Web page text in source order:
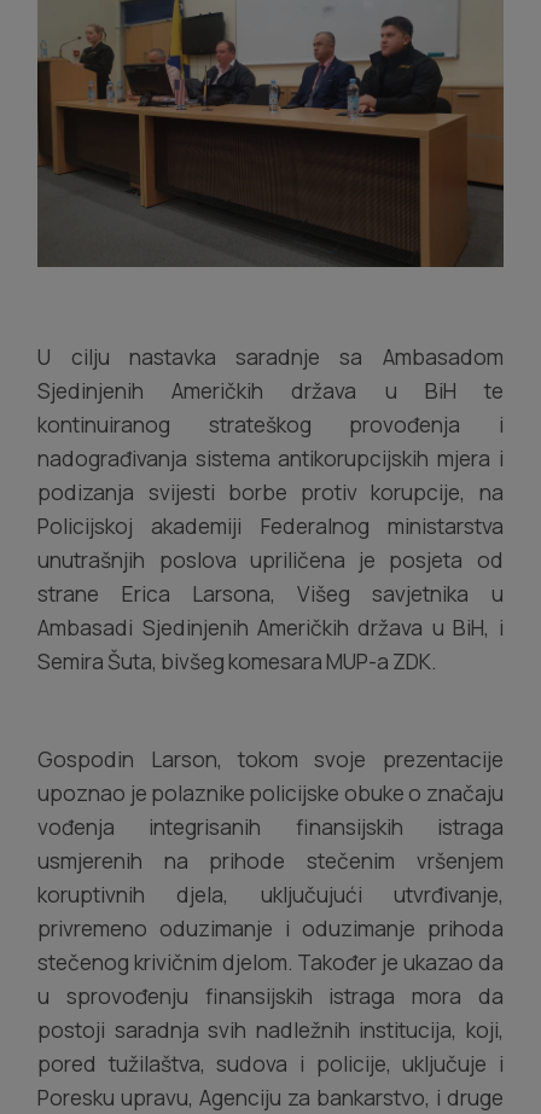
U cilju nastavka saradnje sa Ambasadom
Sjedinjenih Američkih država u BiH te
kontinuiranog strateškog provođenja i
nadograđivanja sistema antikorupcijskih mjera i
podizanja svijesti borbe protiv korupcije, na
Policijskoj akademiji Federalnog ministarstva
unutrašnjih poslova upriličena je posjeta od
strane Erica Larsona, Višeg savjetnika u
Ambasadi Sjedinjenih Američkih država u BiH, i
Semira Šuta, bivšeg komesara MUP-a ZDK.
Gospodin Larson, tokom svoje prezentacije
upoznao je polaznike policijske obuke o značaju
vođenja integrisanih finansijskih istraga
usmjerenih na prihode stečenim vršenjem
koruptivnih djela, uključujući utvrđivanje,
privremeno oduzimanje i oduzimanje prihoda
stečenog krivičnim djelom. Također je ukazao da
u sprovođenju finansijskih istraga mora da
postoji saradnja svih nadležnih institucija, koji,
pored tužilaštva, sudova i policije, uključuje i
Poresku upravu, Agenciju za bankarstvo, i druge